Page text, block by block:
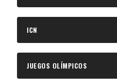
ICN
JUEGOS OLÍMPICOS